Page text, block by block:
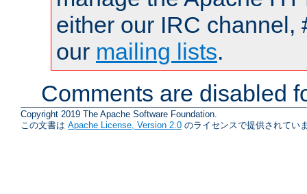
either our IRC channel,
our mailing lists.
Comments are disabled
Copyright 2019 The Apache Software Foundation.
この文書は Apache License, Version 2.0 のライセンスで提供されてい